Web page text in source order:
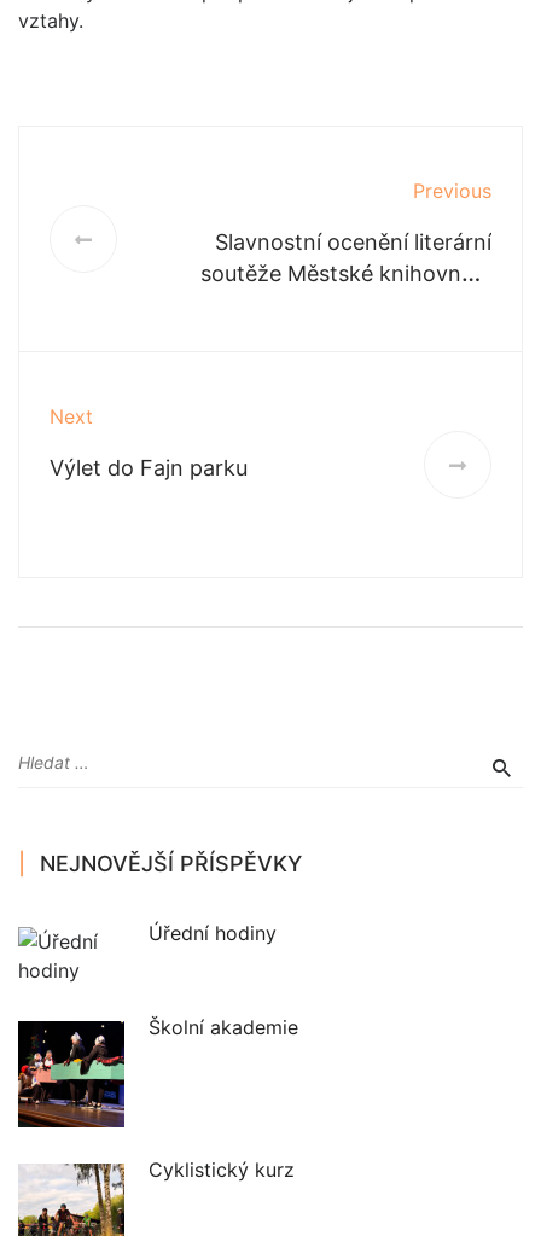
vztahy.
Previous
Slavnostní ocenění literární
soutěže Městské knihovny v
Next
Výlet do Fajn parku
NEJNOVĚJŠÍ PŘÍSPĚVKY
Úřední hodiny
Školní akademie
Cyklistický kurz